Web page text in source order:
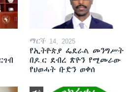
ማርች 14, 2025
የኢትዮጵያ ፌደራል መንግሥት
በዶ.ር ደብረ ጽዮን የሚመራው
የህወሓት ቡድን ወቀሰ